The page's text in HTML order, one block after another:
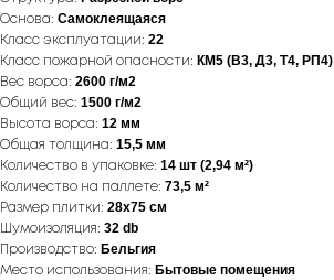
Основа: Самоклеящаяся
Класс эксплуатации: 22
Класс пожарной опасности: КМ5 (В3, Д3, Т4, РП4)
Вес ворса: 2600 г/м2
Общий вес: 1500 г/м2
Высота ворса: 12 мм
Общая толщина: 15,5 мм
Количество в упаковке: 14 шт (2,94 м²)
Количество на паллете: 73,5 м²
Размер плитки: 28х75 см
Шумоизоляция: 32 db
Производство: Бельгия
Место использования: Бытовые помещения